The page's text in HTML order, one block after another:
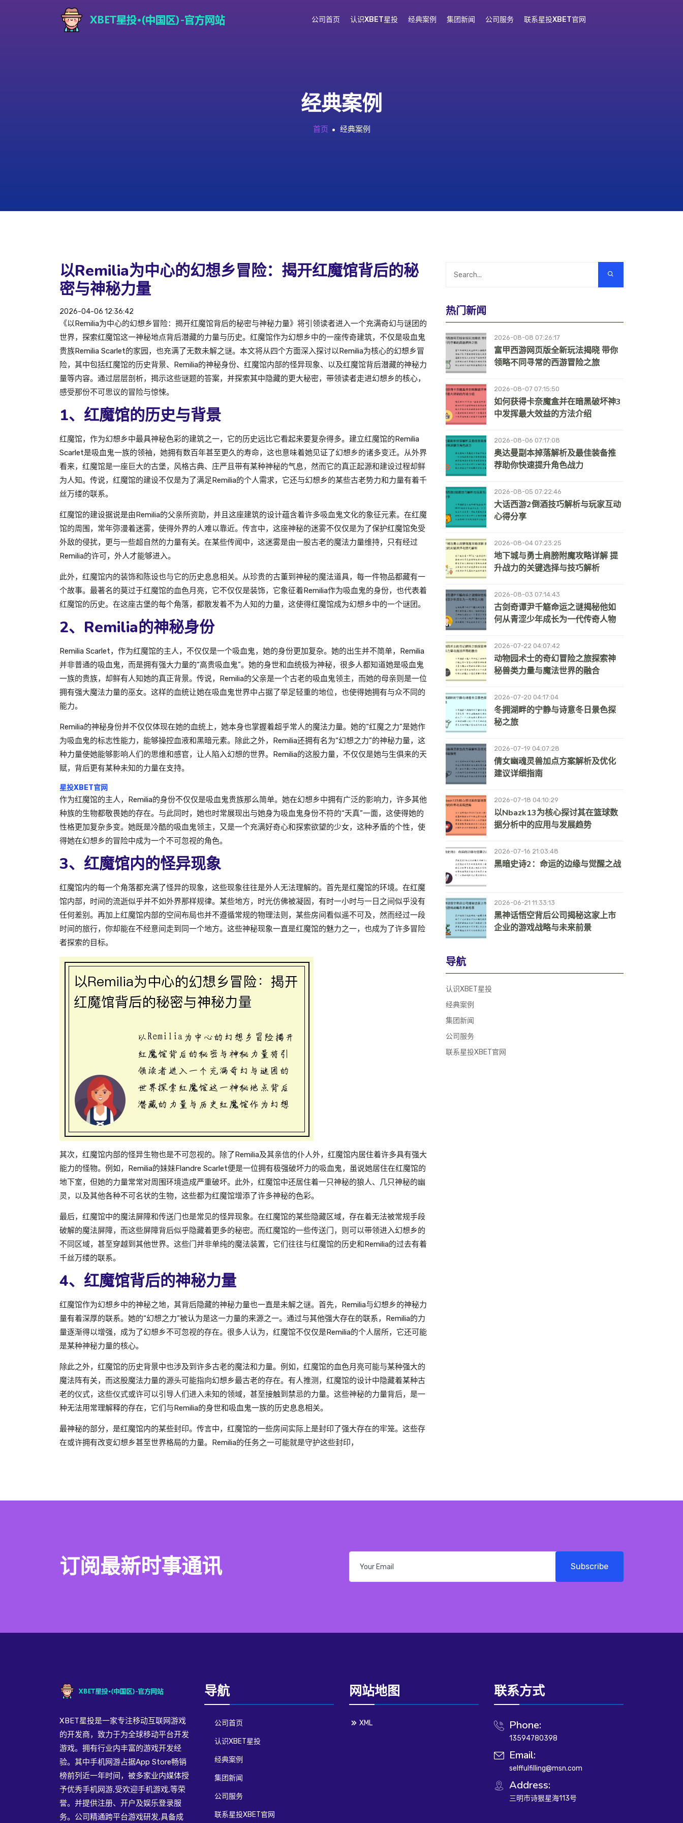
公司首页 认识XBET星投 经典案例 集团新闻 公司服务 联系星投XBET官网
经典案例
首页 经典案例
以Remilia为中心的幻想乡冒险：揭开红魔馆背后的秘
密与神秘力量
2026-04-06 12:36:42
《以Remilia为中心的幻想乡冒险：揭开红魔馆背后的秘密与神秘力量》将引领读者进入一个充满奇幻与谜团的
世界，探索红魔馆这一神秘地点背后潜藏的力量与历史。红魔馆作为幻想乡中的一座传奇建筑，不仅是吸血鬼
贵族Remilia Scarlet的家园，也充满了无数未解之谜。本文将从四个方面深入探讨以Remilia为核心的幻想乡冒
险，其中包括红魔馆的历史背景、Remilia的神秘身份、红魔馆内部的怪异现象、以及红魔馆背后潜藏的神秘力
量等内容。通过层层剖析，揭示这些谜题的答案，并探索其中隐藏的更大秘密，带领读者走进幻想乡的核心，
感受那份不可思议的冒险与惊悚。
1、红魔馆的历史与背景
红魔馆，作为幻想乡中最具神秘色彩的建筑之一，它的历史远比它看起来要复杂得多。建立红魔馆的Remilia
Scarlet是吸血鬼一族的领袖，她拥有数百年甚至更久的寿命，这也意味着她见证了幻想乡的诸多变迁。从外界
看来，红魔馆是一座巨大的古堡，风格古典、庄严且带有某种神秘的气息，然而它的真正起源和建设过程却鲜
为人知。传说，红魔馆的建设不仅是为了满足Remilia的个人需求，它还与幻想乡的某些古老势力和力量有着千
丝万缕的联系。
红魔馆的建设据说是由Remilia的父亲所资助，并且这座建筑的设计蕴含着许多吸血鬼文化的象征元素。在红魔
馆的周围，常年弥漫着迷雾，使得外界的人难以靠近。传言中，这座神秘的迷雾不仅仅是为了保护红魔馆免受
外敌的侵扰，更与一些超自然的力量有关。在某些传闻中，这迷雾是由一股古老的魔法力量维持，只有经过
Remilia的许可，外人才能够进入。
此外，红魔馆内的装饰和陈设也与它的历史息息相关。从珍贵的古董到神秘的魔法道具，每一件物品都藏有一
个故事。最著名的莫过于红魔馆的血色月亮，它不仅仅是装饰，它象征着Remilia作为吸血鬼的身份，也代表着
红魔馆的历史。在这座古堡的每个角落，都散发着不为人知的力量，这使得红魔馆成为幻想乡中的一个谜团。
2、Remilia的神秘身份
Remilia Scarlet，作为红魔馆的主人，不仅仅是一个吸血鬼，她的身份更加复杂。她的出生并不简单，Remilia
并非普通的吸血鬼，而是拥有强大力量的“高贵吸血鬼”。她的身世和血统极为神秘，很多人都知道她是吸血鬼
一族的贵族，却鲜有人知她的真正背景。传说，Remilia的父亲是一个古老的吸血鬼领主，而她的母亲则是一位
拥有强大魔法力量的巫女。这样的血统让她在吸血鬼世界中占据了举足轻重的地位，也使得她拥有与众不同的
能力。
Remilia的神秘身份并不仅仅体现在她的血统上，她本身也掌握着超乎常人的魔法力量。她的“红魔之力”是她作
为吸血鬼的标志性能力，能够操控血液和黑暗元素。除此之外，Remilia还拥有名为“幻想之力”的神秘力量，这
种力量使她能够影响人们的思维和感官，让人陷入幻想的世界。Remilia的这股力量，不仅仅是她与生俱来的天
赋，背后更有某种未知的力量在支持。
星投XBET官网
作为红魔馆的主人，Remilia的身份不仅仅是吸血鬼贵族那么简单。她在幻想乡中拥有广泛的影响力，许多其他
种族的生物都敬畏她的存在。与此同时，她也时常展现出与她身为吸血鬼身份不符的“天真”一面，这使得她的
性格更加复杂多变。她既是冷酷的吸血鬼领主，又是一个充满好奇心和探索欲望的少女，这种矛盾的个性，使
得她在幻想乡的冒险中成为一个不可忽视的角色。
3、红魔馆内的怪异现象
红魔馆内的每一个角落都充满了怪异的现象，这些现象往往是外人无法理解的。首先是红魔馆的环境。在红魔
馆内部，时间的流逝似乎并不如外界那样规律。某些地方，时光仿佛被凝固，有时一小时与一日之间似乎没有
任何差别。再加上红魔馆内部的空间布局也并不遵循常规的物理法则，某些房间看似遥不可及，然而经过一段
时间的旅行，你却能在不经意间走到同一个地方。这些神秘现象一直是红魔馆的魅力之一，也成为了许多冒险
者探索的目标。
其次，红魔馆内部的怪异生物也是不可忽视的。除了Remilia及其亲信的仆人外，红魔馆内居住着许多具有强大
能力的怪物。例如，Remilia的妹妹Flandre Scarlet便是一位拥有极强破坏力的吸血鬼，虽说她居住在红魔馆的
地下室，但她的力量常常对周围环境造成严重破坏。此外，红魔馆中还居住着一只神秘的狼人、几只神秘的幽
灵，以及其他各种不可名状的生物，这些都为红魔馆增添了许多神秘的色彩。
最后，红魔馆中的魔法屏障和传送门也是常见的怪异现象。在红魔馆的某些隐藏区域，存在着无法被常规手段
破解的魔法屏障，而这些屏障背后似乎隐藏着更多的秘密。而红魔馆的一些传送门，则可以带领进入幻想乡的
不同区域，甚至穿越到其他世界。这些门并非单纯的魔法装置，它们往往与红魔馆的历史和Remilia的过去有着
千丝万缕的联系。
4、红魔馆背后的神秘力量
红魔馆作为幻想乡中的神秘之地，其背后隐藏的神秘力量也一直是未解之谜。首先，Remilia与幻想乡的神秘力
量有着深厚的联系。她的“幻想之力”被认为是这一力量的来源之一。通过与其他强大存在的联系，Remilia的力
量逐渐得以增强，成为了幻想乡不可忽视的存在。很多人认为，红魔馆不仅仅是Remilia的个人居所，它还可能
是某种神秘力量的核心。
除此之外，红魔馆的历史背景中也涉及到许多古老的魔法和力量。例如，红魔馆的血色月亮可能与某种强大的
魔法阵有关，而这股魔法力量的源头可能指向幻想乡最古老的存在。有人推测，红魔馆的设计中隐藏着某种古
老的仪式，这些仪式或许可以引导人们进入未知的领域，甚至接触到禁忌的力量。这些神秘的力量背后，是一
种无法用常理解释的存在，它们与Remilia的身世和吸血鬼一族的历史息息相关。
最神秘的部分，是红魔馆内的某些封印。传言中，红魔馆的一些房间实际上是封印了强大存在的牢笼。这些存
在或许拥有改变幻想乡甚至世界格局的力量。Remilia的任务之一可能就是守护这些封印，
热门新闻
2026-08-08 07:26:17
富甲西游网页版全新玩法揭晓 带你
领略不同寻常的西游冒险之旅
2026-08-07 07:15:50
如何获得卡奈魔盒并在暗黑破坏神3
中发挥最大效益的方法介绍
2026-08-06 07:17:08
奥达曼副本掉落解析及最佳装备推
荐助你快速提升角色战力
2026-08-05 07:22:46
大话西游2倒酒技巧解析与玩家互动
心得分享
2026-08-04 07:23:25
地下城与勇士肩膀附魔攻略详解 提
升战力的关键选择与技巧解析
2026-08-03 07:14:43
古剑奇谭尹千觞命运之谜揭秘他如
何从青涩少年成长为一代传奇人物
2026-07-22 04:07:42
动物园术士的奇幻冒险之旅探索神
秘兽类力量与魔法世界的融合
2026-07-20 04:17:04
冬拥湖畔的宁静与诗意冬日景色探
秘之旅
2026-07-19 04:07:28
倩女幽魂灵兽加点方案解析及优化
建议详细指南
2026-07-18 04:10:29
以nbazk13为核心探讨其在篮球数
据分析中的应用与发展趋势
2026-07-16 21:03:48
黑暗史诗2：命运的边缘与觉醒之战
2026-06-21 11:33:13
黑神话悟空背后公司揭秘这家上市
企业的游戏战略与未来前景
导航
认识XBET星投
经典案例
集团新闻
公司服务
联系星投XBET官网
订阅最新时事通讯 Subscribe
XBET星投是一家专注移动互联网游戏
的开发商，致力于为全球移动平台开发
游戏。拥有行业内丰富的游戏开发经
验。其中手机网游占据App Store畅销
榜前列近一年时间，被多家业内媒体授
予优秀手机网游,受欢迎手机游戏,等荣
誉。并提供注册、开户及娱乐登录服
务。公司精通跨平台游戏研发,具备成
导航
公司首页
认识XBET星投
经典案例
集团新闻
公司服务
联系星投XBET官网
网站地图
XML
联系方式
Phone:
13594780398
Email:
selffulfilling@msn.com
Address:
三明市诗狠星海113号